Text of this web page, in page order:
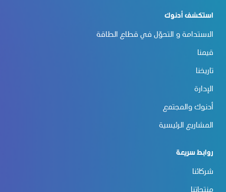
استكشف أدنوك
الاستدامة و التحوّل في قطاع الطاقة
قيمنا
تاريخنا
الإدارة
أدنوك والمجتمع
المشاريع الرئيسية
روابط سريعة
شركائنا
منتجاتنا